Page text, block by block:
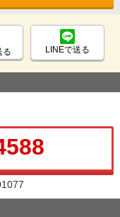
る LINEで送る